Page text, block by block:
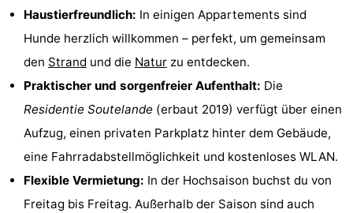
Meerpaal
-
Strandcamping
Valkenisse
Zee,
en
Hotels
Zimmer
(mit
Frühstück)
Lastminutes
Strand
Haustierfreundlich: In einigen Appartements sind
Hunde herzlich willkommen – perfekt, um gemeinsam
den Strand und die Natur zu entdecken.
Praktischer und sorgenfreier Aufenthalt: Die
Residentie Soutelande (erbaut 2019) verfügt über einen
Aufzug, einen privaten Parkplatz hinter dem Gebäude,
eine Fahrradabstellmöglichkeit und kostenloses WLAN.
Flexible Vermietung: In der Hochsaison buchst du von
Freitag bis Freitag. Außerhalb der Saison sind auch